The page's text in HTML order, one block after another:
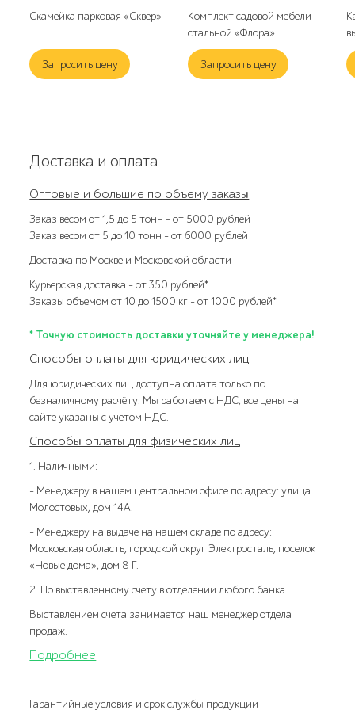
Скамейка парковая «Сквер»
Запросить цену
Комплект садовой мебели
стальной «Флора»
Запросить цену
Доставка и оплата
Оптовые и большие по объему заказы
Заказ весом от 1,5 до 5 тонн – от 5000 рублей
Заказ весом от 5 до 10 тонн – от 6000 рублей
Доставка по Москве и Московской области
Курьерская доставка – от 350 рублей*
Заказы объемом от 10 до 1500 кг – от 1000 рублей*
* Точную стоимость доставки уточняйте у менеджера!
Способы оплаты для юридических лиц
Для юридических лиц доступна оплата только по
безналичному расчёту. Мы работаем с НДС, все цены на
сайте указаны с учетом НДС.
Способы оплаты для физических лиц
1. Наличными:
- Менеджеру в нашем центральном офисе по адресу: улица
Молостовых, дом 14А.
- Менеджеру на выдаче на нашем складе по адресу:
Московская область, городской округ Электросталь, поселок
«Новые дома», дом 8 Г.
2. По выставленному счету в отделении любого банка.
Выставлением счета занимается наш менеджер отдела
продаж.
Подробнее
Гарантийные условия и срок службы продукции